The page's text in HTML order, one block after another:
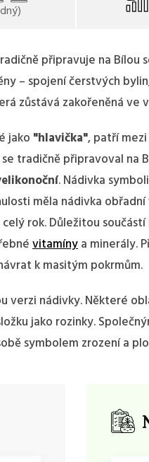
připravuje na Bílou
– spojení čerstvých
zůstává zakořeněná ve
jako "hlavička", patří
tradičně připravoval na
. Nádivka
měla nádivka
rok. Důležitou
vitamínya minerály.
k masitým pokrmům.
verzi nádivky. Některé
jako rozinky.
symbolem zrození a